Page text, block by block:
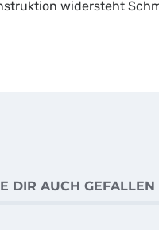
widersteht
DIR AUCH GEFALLEN